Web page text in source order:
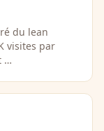
du lean
visites par
…